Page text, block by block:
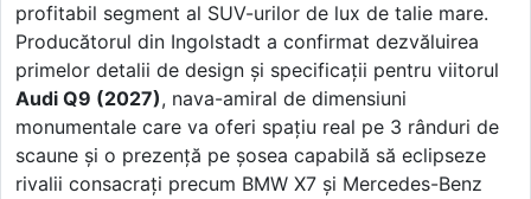
profitabil segment al SUV-urilor de lux de talie mare.
Producătorul din Ingolstadt a confirmat dezvăluirea
primelor detalii de design și specificații pentru viitorul
Audi Q9 (2027), nava-amiral de dimensiuni
monumentale care va oferi spațiu real pe 3 rânduri de
scaune și o prezență pe șosea capabilă să eclipseze
rivalii consacrați precum BMW X7 și Mercedes-Benz